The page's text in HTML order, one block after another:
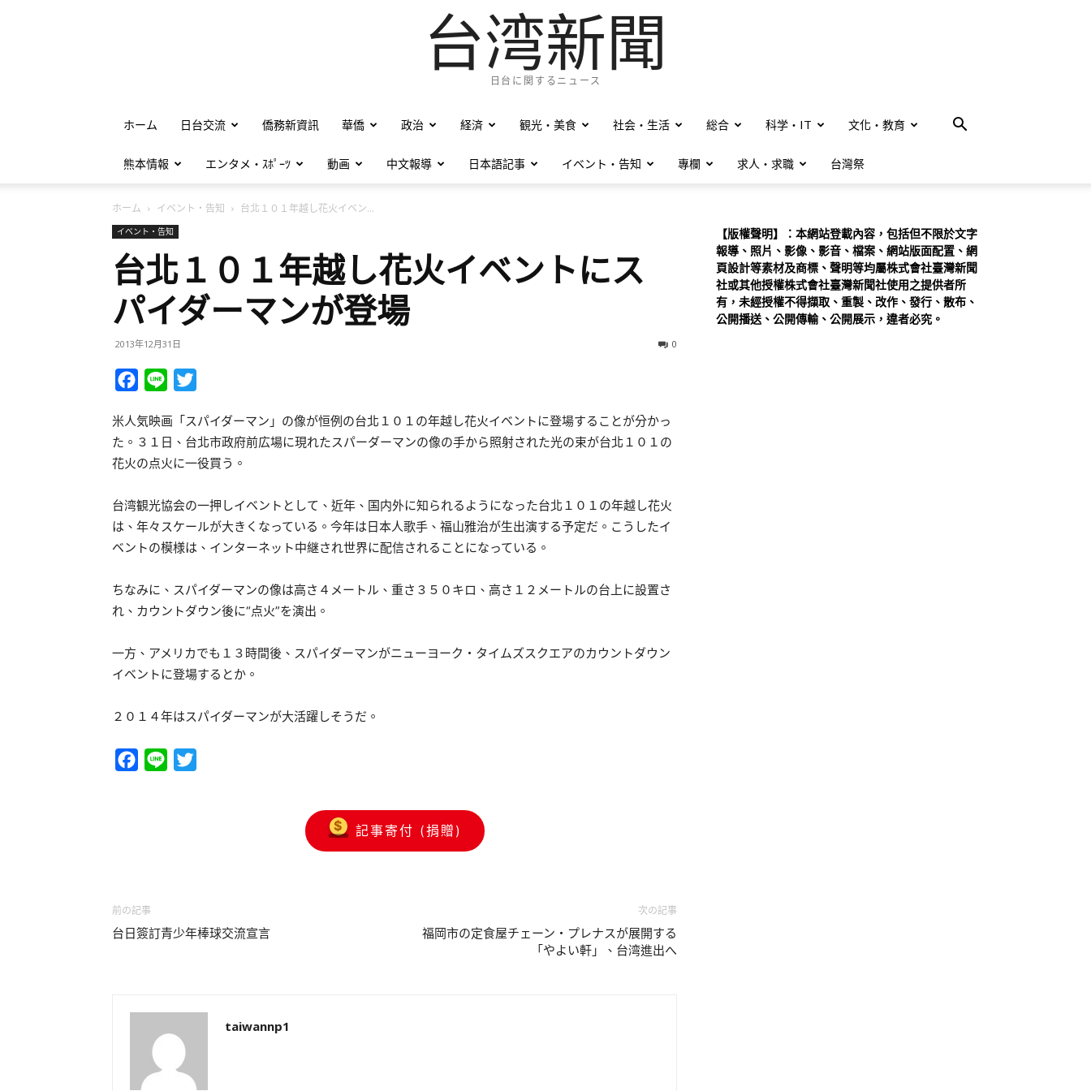
台湾新聞
日台に関するニュース
ホーム 日台交流 僑務新資訊 華僑 政治 経済 観光・美食 社会・生活 総合 科学・IT 文化・教育
熊本情報 エンタメ・ｽﾎﾟｰﾂ 動画 中文報導 日本語記事 イベント・告知 專欄 求人・求職 台灣祭
ホーム イベント・告知 台北１０１年越し花火イベン...
イベント・告知
台北１０１年越し花火イベントにス
パイダーマンが登場
2013年12月31日 0
Facebook
Line
米人気映画「スパイダーマン」の像が恒例の台北１０１の年越し花火イベントに登場することが分かっ
た。３１日、台北市政府前広場に現れたスパーダーマンの像の手から照射された光の束が台北１０１の
花火の点火に一役買う。
台湾観光協会の一押しイベントとして、近年、国内外に知られるようになった台北１０１の年越し花火
は、年々スケールが大きくなっている。今年は日本人歌手、福山雅治が生出演する予定だ。こうしたイ
ベントの模様は、インターネット中継され世界に配信されることになっている。
ちなみに、スパイダーマンの像は高さ４メートル、重さ３５０キロ、高さ１２メートルの台上に設置さ
れ、カウントダウン後に“点火”を演出。
一方、アメリカでも１３時間後、スパイダーマンがニューヨーク・タイムズスクエアのカウントダウン
イベントに登場するとか。
２０１４年はスパイダーマンが大活躍しそうだ。
Facebook
Line
記事寄付 (捐贈)
前の記事
台日簽訂青少年棒球交流宣言
次の記事
福岡市の定食屋チェーン・プレナスが展開する
「やよい軒」、台湾進出へ
taiwannp1
【版權聲明】：本網站登載內容，包括但不限於文字
報導、照片、影像、影音、檔案、網站版面配置、網
頁設計等素材及商標、聲明等均屬株式會社臺灣新聞
社或其他授權株式會社臺灣新聞社使用之提供者所
有，未經授權不得擷取、重製、改作、發行、散布、
公開播送、公開傳輸、公開展示，違者必究。